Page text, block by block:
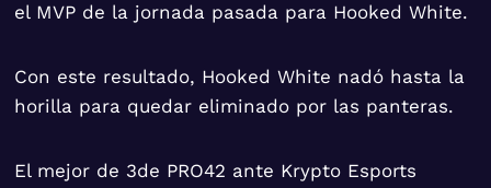
el MVP de la jornada pasada para Hooked White.
Con este resultado, Hooked White nadó hasta la
horilla para quedar eliminado por las panteras.
El mejor de 3de PRO42 ante Krypto Esports